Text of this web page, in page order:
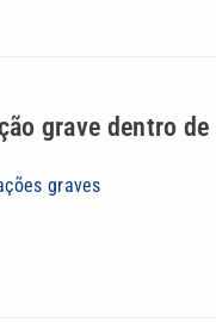
grave dentro de
graves